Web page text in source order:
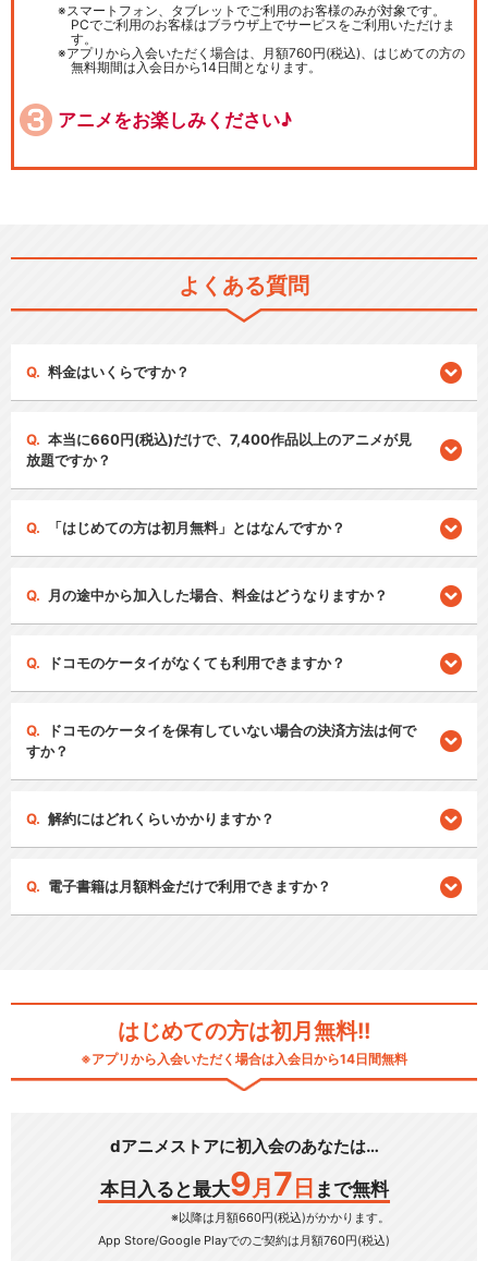
スマートフォン、タブレットでご利用のお客様のみが対象です。
PCでご利用のお客様はブラウザ上でサービスをご利用いただけま
す。
アプリから入会いただく場合は、月額760円(税込)、はじめての方の
無料期間は入会日から14日間となります。
アニメをお楽しみください♪
よくある質問
料金はいくらですか？
本当に660円(税込)だけで、7,400作品以上のアニメが見
放題ですか？
「はじめての方は初月無料」とはなんですか？
月の途中から加入した場合、料金はどうなりますか？
ドコモのケータイがなくても利用できますか？
ドコモのケータイを保有していない場合の決済方法は何で
すか？
解約にはどれくらいかかりますか？
電子書籍は月額料金だけで利用できますか？
はじめての方は初月無料!!
※アプリから入会いただく場合は入会日から14日間無料
dアニメストアに初入会のあなたは…
本日入ると最大9 月 7 日 まで無料
※以降は月額660円(税込)がかかります。
App Store/Google Playでのご契約は月額760円(税込)